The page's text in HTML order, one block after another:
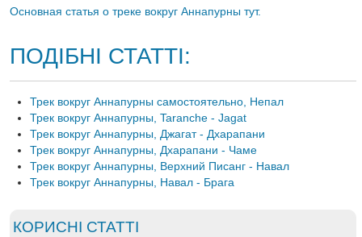
Основная статья о треке вокруг Аннапурны тут.
ПОДІБНІ СТАТТІ:
Трек вокруг Аннапурны самостоятельно, Непал
Трек вокруг Аннапурны, Taranche - Jagat
Трек вокруг Аннапурны, Джагат - Дхарапани
Трек вокруг Аннапурны, Дхарапани - Чаме
Трек вокруг Аннапурны, Верхний Писанг - Навал
Трек вокруг Аннапурны, Навал - Брага
КОРИСНІ СТАТТІ